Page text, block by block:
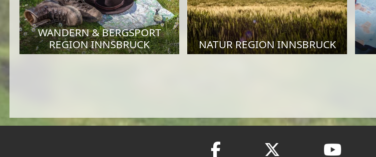
WANDERN & BERGSPORT
REGION INNSBRUCK
NATUR REGION INNSBRUCK